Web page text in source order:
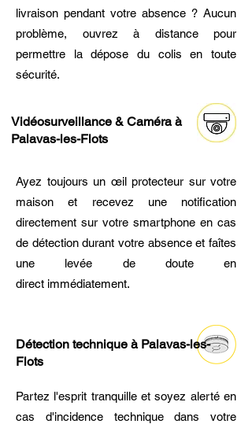
livraison pendant votre absence ? Aucun
problème, ouvrez à distance pour
permettre la dépose du colis en toute
sécurité.
Vidéosurveillance & Caméra à
Palavas-les-Flots
Ayez toujours un œil protecteur sur votre
maison et recevez une notification
directement sur votre smartphone en cas
de détection durant votre absence et faîtes
une levée de doute en
direct immédiatement.
Détection technique à Palavas-les-
Flots
Partez l'esprit tranquille et soyez alerté en
cas d'incidence technique dans votre